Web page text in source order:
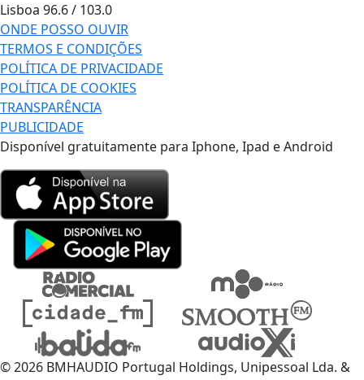
Lisboa 96.6 / 103.0
ONDE POSSO OUVIR
TERMOS E CONDIÇÕES
POLÍTICA DE PRIVACIDADE
POLÍTICA DE COOKIES
TRANSPARÊNCIA
PUBLICIDADE
Disponível gratuitamente para Iphone, Ipad e Android
© 2026 BMHAUDIO Portugal Holdings, Unipessoal Lda. &